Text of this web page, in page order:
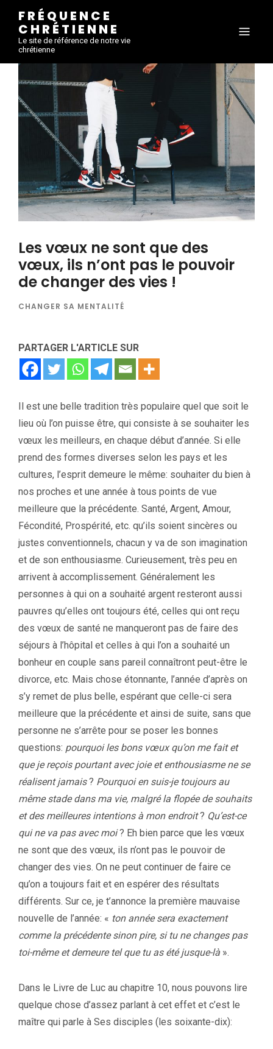
FRÉQUENCE
CHRÉTIENNE
Le site de référence de notre vie
chrétienne
Les vœux ne sont que des
vœux, ils n’ont pas le pouvoir
de changer des vies !
CHANGER SA MENTALITÉ
PARTAGER L'ARTICLE SUR
Il est une belle tradition très populaire quel que soit le
lieu où l’on puisse être, qui consiste à se souhaiter les
vœux les meilleurs, en chaque début d’année. Si elle
prend des formes diverses selon les pays et les
cultures, l’esprit demeure le même: souhaiter du bien à
nos proches et une année à tous points de vue
meilleure que la précédente. Santé, Argent, Amour,
Fécondité, Prospérité, etc. qu’ils soient sincères ou
justes conventionnels, chacun y va de son imagination
et de son enthousiasme. Curieusement, très peu en
arrivent à accomplissement. Généralement les
personnes à qui on a souhaité argent resteront aussi
pauvres qu’elles ont toujours été, celles qui ont reçu
des vœux de santé ne manqueront pas de faire des
séjours à l’hôpital et celles à qui l’on a souhaité un
bonheur en couple sans pareil connaîtront peut-être le
divorce, etc. Mais chose étonnante, l’année d’après on
s’y remet de plus belle, espérant que celle-ci sera
meilleure que la précédente et ainsi de suite, sans que
personne ne s’arrête pour se poser les bonnes
questions: pourquoi les bons vœux qu’on me fait et
que je reçois pourtant avec joie et enthousiasme ne se
réalisent jamais? Pourquoi en suis-je toujours au
même stade dans ma vie, malgré la flopée de souhaits
et des meilleures intentions à mon endroit? Qu’est-ce
qui ne va pas avec moi? Eh bien parce que les vœux
ne sont que des vœux, ils n’ont pas le pouvoir de
changer des vies. On ne peut continuer de faire ce
qu’on a toujours fait et en espérer des résultats
différents. Sur ce, je t’annonce la première mauvaise
nouvelle de l’année: « ton année sera exactement
comme la précédente sinon pire, si tu ne changes pas
toi-même et demeure tel que tu as été jusque-là ».
Dans le Livre de Luc au chapitre 10, nous pouvons lire
quelque chose d’assez parlant à cet effet et c’est le
maître qui parle à Ses disciples (les soixante-dix):